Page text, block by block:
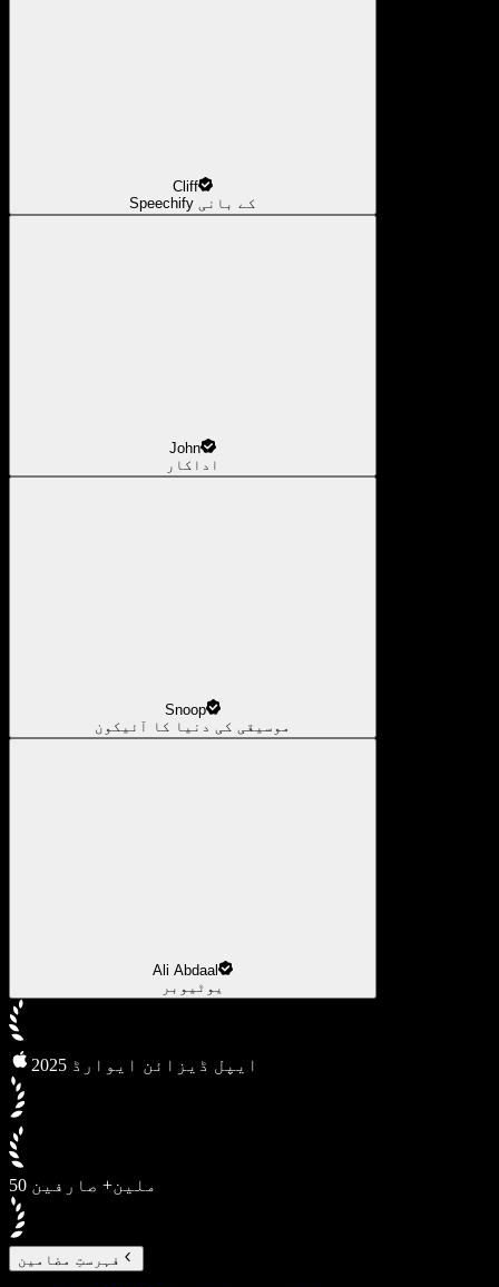
Cliff
Speechify کے بانی
John
اداکار
Snoop
موسیقی کی دنیا کا آئیکون
Ali Abdaal
یوٹیوبر
2025 ایپل ڈیزائن ایوارڈ
50 ملین+ صارفین
فہرستِ مضامین